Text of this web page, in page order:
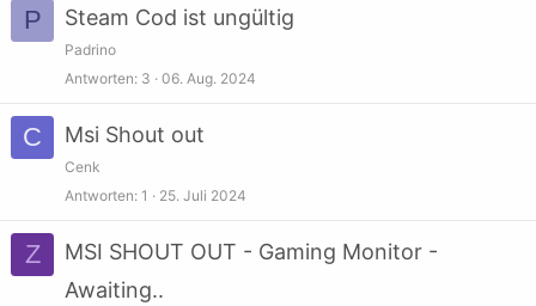
P Steam Cod ist ungültig
Padrino
Antworten 3 06. Aug. 2024
C Msi Shout out
Cenk
Antworten 1 25. Juli 2024
Z
MSI SHOUT OUT - Gaming Monitor -
Awaiting..